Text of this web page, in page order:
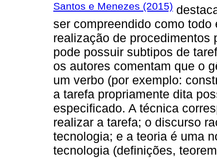
Santos e Menezes (2015)
ser compreendido como
realização de procedimentos
pode possuir subtipos de
os autores comentam que o
um verbo (por exemplo:
a tarefa propriamente dita
especificado. A técnica
realizar a tarefa; o discurso
tecnologia; e a teoria é uma
tecnologia (definições,